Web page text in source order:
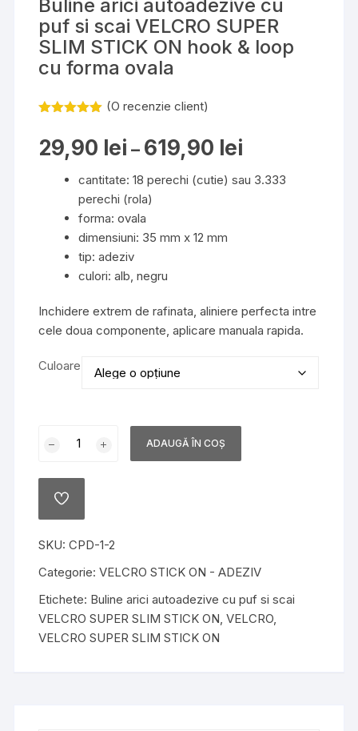
Buline arici autoadezive cu
puf si scai VELCRO SUPER
SLIM STICK ON hook & loop
cu forma ovala
pe baza
evaluări
(O recenzie client)
29,90 lei – 619,90 lei
29,90 lei
cantitate: 18 perechi (cutie) sau 3.333
perechi (rola)
forma: ovala
dimensiuni: 35 mm x 12 mm
tip: adeziv
culori: alb, negru
Inchidere extrem de rafinata, aliniere perfecta intre
cele doua componente, aplicare manuala rapida.
Culoare
autoadezive
si
scai
SUPER
SLIM
STICK
ADAUGĂ ÎN COȘ
ADD
SKU:CPD-1-2
Categorie:VELCRO STICK ON - ADEZIV
Etichete: Buline arici autoadezive cu puf si scai
VELCRO SUPER SLIM STICK ON ,VELCRO
VELCRO SUPER SLIM STICK ON